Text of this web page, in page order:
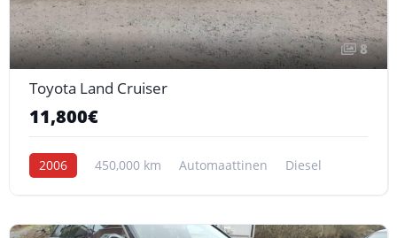
8
Toyota Land Cruiser
11,800€
2006 450,000 km Automaattinen Diesel